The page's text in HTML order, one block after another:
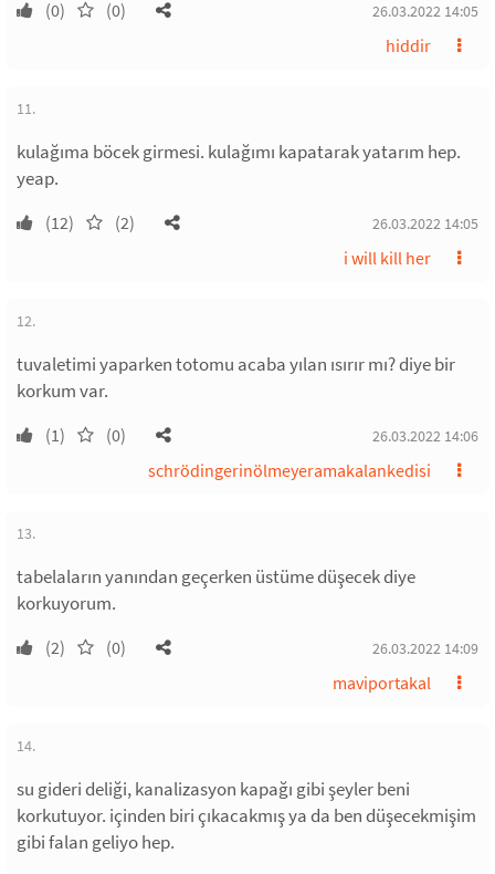
(0) (0) 26.03.2022 14:05
hiddir
11.
kulağıma böcek girmesi. kulağımı kapatarak yatarım hep.
yeap.
(12) (2) 26.03.2022 14:05
i will kill her
12.
tuvaletimi yaparken totomu acaba yılan ısırır mı? diye bir
korkum var.
(1) (0) 26.03.2022 14:06
schrödingerinölmeyeramakalankedisi
13.
tabelaların yanından geçerken üstüme düşecek diye
korkuyorum.
(2) (0) 26.03.2022 14:09
maviportakal
14.
su gideri deliği, kanalizasyon kapağı gibi şeyler beni
korkutuyor. içinden biri çıkacakmış ya da ben düşecekmişim
gibi falan geliyo hep.